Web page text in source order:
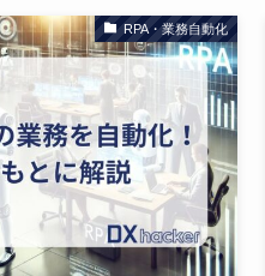
RPA・業務自動化